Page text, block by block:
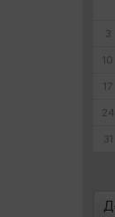
3
10
17
24
31